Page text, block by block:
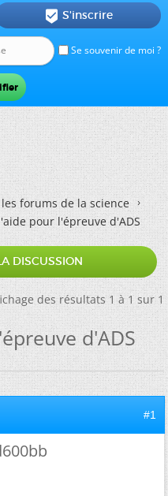
Se souvenir de moi ?
 S'inscrire
forums de la science
pour l'épreuve d'ADS
DISCUSSION
des résultats 1 à 1 sur 1
d'ADS
#1